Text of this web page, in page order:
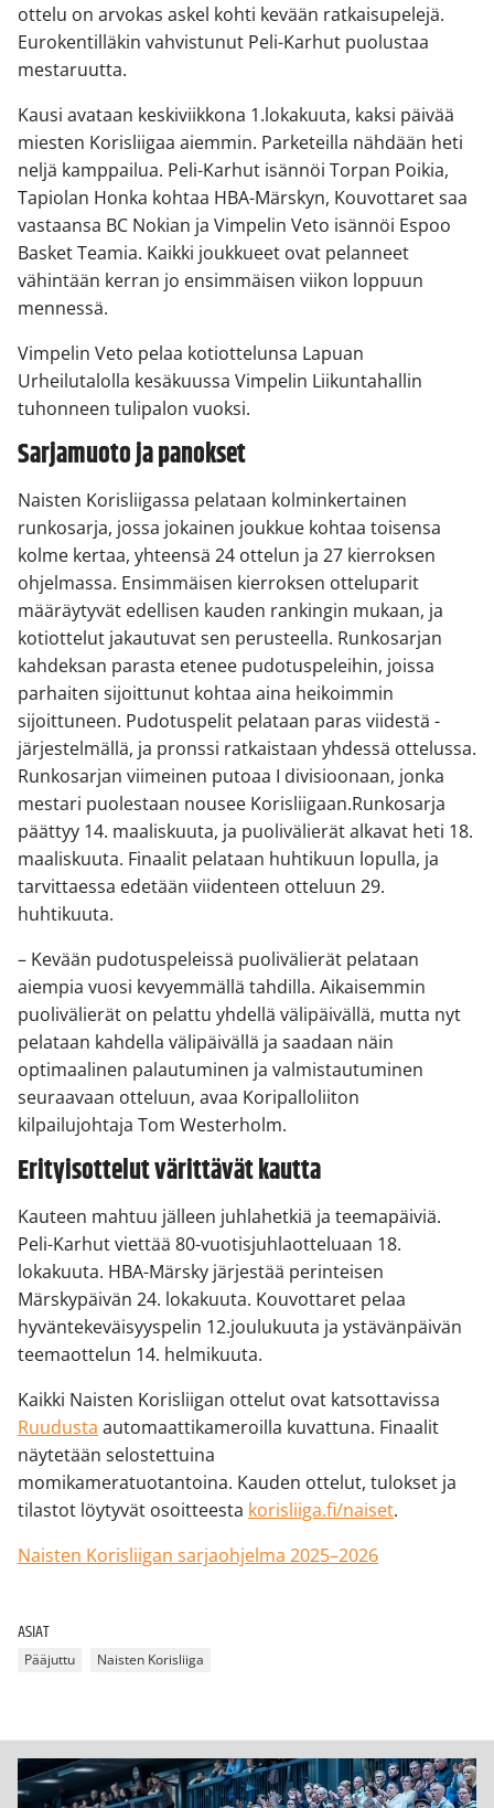
ottelu on arvokas askel kohti kevään ratkaisupelejä.
Eurokentilläkin vahvistunut Peli-Karhut puolustaa
mestaruutta.
Kausi avataan keskiviikkona 1.lokakuuta, kaksi päivää
miesten Korisliigaa aiemmin. Parketeilla nähdään heti
neljä kamppailua. Peli-Karhut isännöi Torpan Poikia,
Tapiolan Honka kohtaa HBA-Märskyn, Kouvottaret saa
vastaansa BC Nokian ja Vimpelin Veto isännöi Espoo
Basket Teamia. Kaikki joukkueet ovat pelanneet
vähintään kerran jo ensimmäisen viikon loppuun
mennessä.
Vimpelin Veto pelaa kotiottelunsa Lapuan
Urheilutalolla kesäkuussa Vimpelin Liikuntahallin
tuhonneen tulipalon vuoksi.
Sarjamuoto ja panokset
Naisten Korisliigassa pelataan kolminkertainen
runkosarja, jossa jokainen joukkue kohtaa toisensa
kolme kertaa, yhteensä 24 ottelun ja 27 kierroksen
ohjelmassa. Ensimmäisen kierroksen otteluparit
määräytyvät edellisen kauden rankingin mukaan, ja
kotiottelut jakautuvat sen perusteella. Runkosarjan
kahdeksan parasta etenee pudotuspeleihin, joissa
parhaiten sijoittunut kohtaa aina heikoimmin
sijoittuneen. Pudotuspelit pelataan paras viidestä -
järjestelmällä, ja pronssi ratkaistaan yhdessä ottelussa.
Runkosarjan viimeinen putoaa I divisioonaan, jonka
mestari puolestaan nousee Korisliigaan.Runkosarja
päättyy 14. maaliskuuta, ja puolivälierät alkavat heti 18.
maaliskuuta. Finaalit pelataan huhtikuun lopulla, ja
tarvittaessa edetään viidenteen otteluun 29.
huhtikuuta.
– Kevään pudotuspeleissä puolivälierät pelataan
aiempia vuosi kevyemmällä tahdilla. Aikaisemmin
puolivälierät on pelattu yhdellä välipäivällä, mutta nyt
pelataan kahdella välipäivällä ja saadaan näin
optimaalinen palautuminen ja valmistautuminen
seuraavaan otteluun, avaa Koripalloliiton
kilpailujohtaja Tom Westerholm.
Erityisottelut värittävät kautta
Kauteen mahtuu jälleen juhlahetkiä ja teemapäiviä.
Peli-Karhut viettää 80-vuotisjuhlaotteluaan 18.
lokakuuta. HBA-Märsky järjestää perinteisen
Märskypäivän 24. lokakuuta. Kouvottaret pelaa
hyväntekeväisyyspelin 12.joulukuuta ja ystävänpäivän
teemaottelun 14. helmikuuta.
Kaikki Naisten Korisliigan ottelut ovat katsottavissa
Ruudusta automaattikameroilla kuvattuna. Finaalit
näytetään selostettuina
momikameratuotantoina. Kauden ottelut, tulokset ja
tilastot löytyvät osoitteesta korisliiga.fi/naiset.
Naisten Korisliigan sarjaohjelma 2025–2026
ASIAT
Pääjuttu Naisten Korisliiga